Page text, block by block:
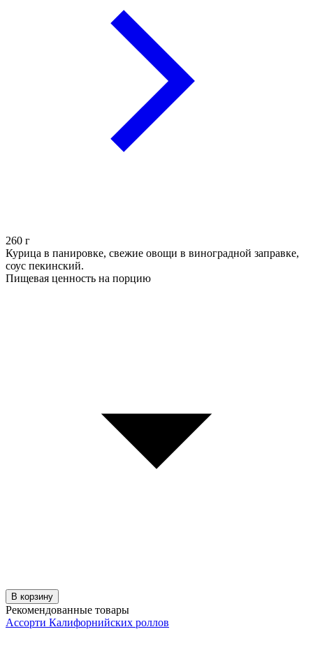
260 г
Курица в панировке, свежие овощи в виноградной заправке,
соус пекинский.
Пищевая ценность на порцию
В корзину
Рекомендованные товары
Ассорти Калифорнийских роллов